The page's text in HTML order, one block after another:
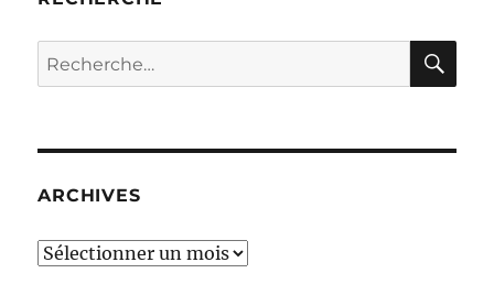
Recherche
pour :
ARCHIVES
ARCHIVES